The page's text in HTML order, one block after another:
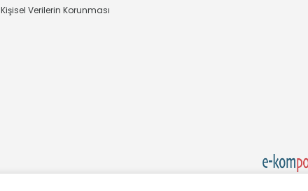
Kişisel Verilerin Korunması